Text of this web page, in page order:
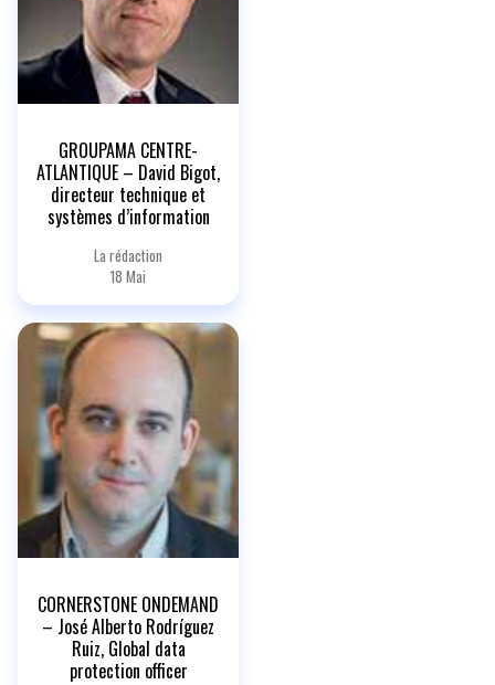
GROUPAMA CENTRE-
ATLANTIQUE – David Bigot,
directeur technique et
systèmes d’information
La rédaction
18 Mai
CORNERSTONE ONDEMAND
– José Alberto Rodríguez
Ruiz, Global data
protection officer